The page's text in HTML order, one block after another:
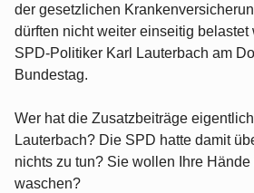
der gesetzlichen
dürften nicht weiter einseitig belastet
SPD-Politiker Karl Lauterbach am
Bundestag.
Wer hat die Zusatzbeiträge
Lauterbach? Die SPD hatte damit
nichts zu tun? Sie wollen Ihre Hände
waschen?